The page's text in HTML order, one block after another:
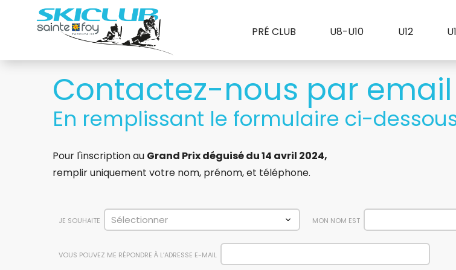
PRÉ CLUB U8-U10 U12
Contactez-nous par email
En remplissant le formulaire ci-
Pour l'inscription au Grand Prix déguisé du 14 avril 2024,
remplir uniquement votre nom, prénom, et téléphone.
JE SOUHAITE MON NOM EST
VOUS POUVEZ ME RÉPONDRE À L’ADRESSE E-MAIL